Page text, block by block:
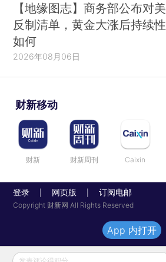
【地缘图志】商务部公布对美
反制清单，黄金大涨后持续性
如何
2026年08月06日
财新移动
财新 财新周刊 Caixin
登录 网页版 订阅电邮
Copyright 财新网 All Rights Reserved
发表评论得积分
App 内打开